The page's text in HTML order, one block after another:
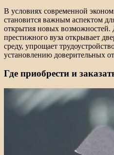
В условиях современной
становится важным аспектом
открытия новых возможностей.
престижного вуза открывает
среду, упрощает
установлению доверительных
Где приобрести и